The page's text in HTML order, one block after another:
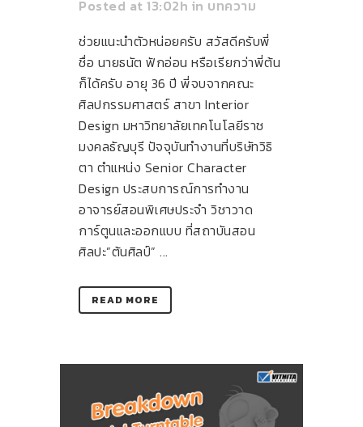
Posted at 13:02h in บทความ
ช่วยแนะนำตัวหน่อยครับ สวัสดีครับพี่
ชื่อ นายธนัต ฟักอ่อน หรือเรียกว่าพี่ต้น
ก็ได้ครับ อายุ 36 ปี พี่จบจากคณะ
ศิลปกรรมศาสตร์ สาขา Interior
Design มหาวิทยาลัยเทคโนโลยีราช
มงคลธัญบุรี ปัจจุบันทำงานที่บริษัทวิธิ
ตา ตำแหน่ง Senior Character
Design ประสบการณ์การทำงาน
อาจารย์สอนพิเศษประจำ วิชาวาด
การ์ตูนและออกแบบ ที่สถาบันสอน
ศิลปะ”ต้นศิลป์” ...
READ MORE